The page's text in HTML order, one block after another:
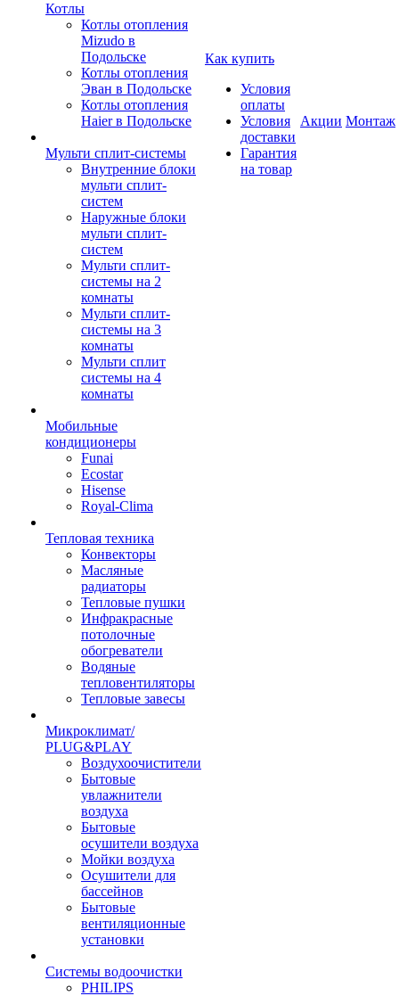
Котлы
Котлы отопления
Mizudo в
Подольске
Котлы отопления
Эван в Подольске
Котлы отопления
Haier в Подольске
Мульти сплит-системы
Внутренние блоки
мульти сплит-
систем
Наружные блоки
мульти сплит-
систем
Мульти сплит-
системы на 2
комнаты
Мульти сплит-
системы на 3
комнаты
Мульти сплит
системы на 4
комнаты
Мобильные
кондиционеры
Funai
Ecostar
Hisense
Royal-Clima
Тепловая техника
Конвекторы
Масляные
радиаторы
Тепловые пушки
Инфракрасные
потолочные
обогреватели
Водяные
тепловентиляторы
Тепловые завесы
Микроклимат/
PLUG&PLAY
Воздухоочистители
Бытовые
увлажнители
воздуха
Бытовые
осушители воздуха
Мойки воздуха
Осушители для
бассейнов
Бытовые
вентиляционные
установки
Системы водоочистки
PHILIPS
Как купить
Условия
оплаты
Условия
доставки
Гарантия
на товар
Акции Монтаж